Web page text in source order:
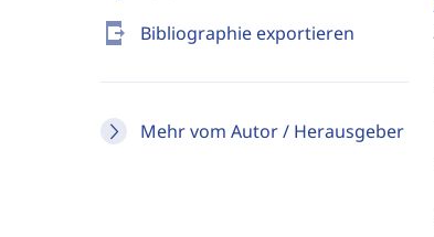
send_to_mobile Bibliographie exportieren
Mehr vom Autor / Herausgeber